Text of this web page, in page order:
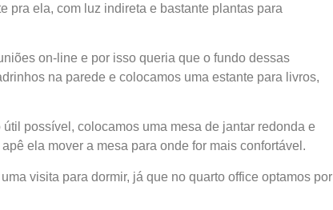
pra ela, com luz indireta e bastante plantas para
on-line e por isso queria que o fundo dessas
na parede e colocamos uma estante para livros,
possível, colocamos uma mesa de jantar redonda e
ela mover a mesa para onde for mais confortável.
visita para dormir, já que no quarto office optamos por